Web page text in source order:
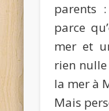
parents
parce
mer et
rien nulle
la mer à
Mais